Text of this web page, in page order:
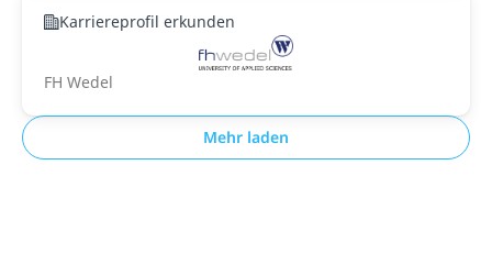
Karriereprofil erkunden
FH Wedel
Mehr laden